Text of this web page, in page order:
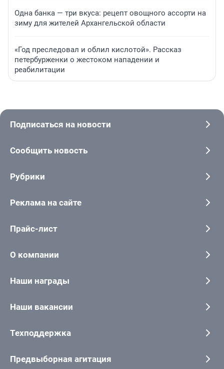
Одна банка — три вкуса: рецепт овощного ассорти на
зиму для жителей Архангельской области
«Год преследовал и облил кислотой». Рассказ
петербурженки о жестоком нападении и
реабилитации
Подписаться на новости
Сообщить новость
Рубрики
Реклама на сайте
Прайс-лист
О компании
Наши награды
Наши вакансии
Техподдержка
Предвыборная агитация